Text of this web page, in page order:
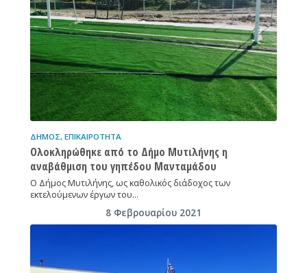
ΔΉΜΟΣ, ΕΠΙΚΑΙΡΌΤΗΤΑ
Ολοκληρώθηκε από το Δήμο Μυτιλήνης η
αναβάθμιση του γηπέδου Μανταμάδου
Ο Δήμος Μυτιλήνης, ως καθολικός διάδοχος των
εκτελούμενων έργων του…
8 Φεβρουαρίου 2021